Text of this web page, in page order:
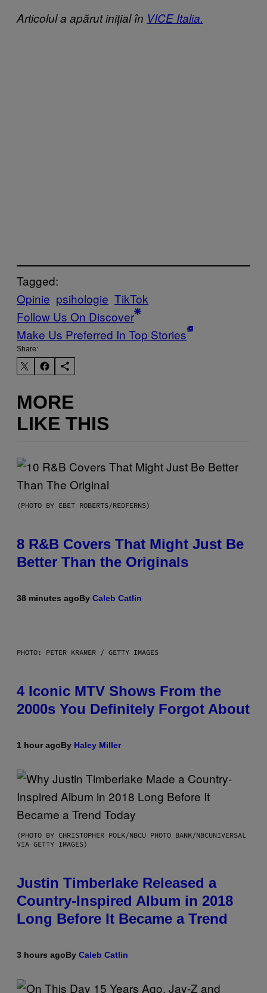
Articolul a apărut inițial în VICE Italia.
Tagged:
Opinie psihologie TikTok
Follow Us On Discover
Make Us Preferred In Top Stories
Share:
MORE
LIKE THIS
(PHOTO BY EBET ROBERTS/REDFERNS)
8 R&B Covers That Might Just Be
Better Than the Originals
38 minutes agoBy Caleb Catlin
PHOTO: PETER KRAMER / GETTY IMAGES
4 Iconic MTV Shows From the
2000s You Definitely Forgot About
1 hour agoBy Haley Miller
(PHOTO BY CHRISTOPHER POLK/NBCU PHOTO BANK/NBCUNIVERSAL
VIA GETTY IMAGES)
Justin Timberlake Released a
Country-Inspired Album in 2018
Long Before It Became a Trend
3 hours agoBy Caleb Catlin